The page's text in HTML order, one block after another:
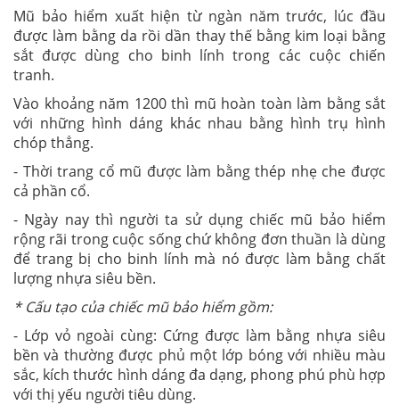
Mũ bảo hiểm xuất hiện từ ngàn năm trước, lúc đầu
được làm bằng da rồi dần thay thế bằng kim loại bằng
sắt được dùng cho binh lính trong các cuộc chiến
tranh.
Vào khoảng năm 1200 thì mũ hoàn toàn làm bằng sắt
với những hình dáng khác nhau bằng hình trụ hình
chóp thẳng.
- Thời trang cổ mũ được làm bằng thép nhẹ che được
cả phần cổ.
- Ngày nay thì người ta sử dụng chiếc mũ bảo hiểm
rộng rãi trong cuộc sống chứ không đơn thuần là dùng
để trang bị cho binh lính mà nó được làm bằng chất
lượng nhựa siêu bền.
* Cấu tạo của chiếc mũ bảo hiểm gồm:
- Lớp vỏ ngoài cùng: Cứng được làm bằng nhựa siêu
bền và thường được phủ một lớp bóng với nhiều màu
sắc, kích thước hình dáng đa dạng, phong phú phù hợp
với thị yếu người tiêu dùng.